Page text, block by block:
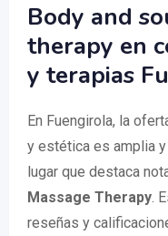
Body and
therapy en
y terapias
En Fuengirola, la
y estética es amplia y
lugar que destaca
Massage Therapy.
reseñas y